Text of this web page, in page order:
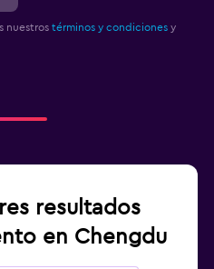
nuestros términos y condiciones y
resultados
en Chengdu